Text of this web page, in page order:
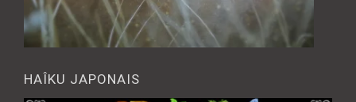
HAÎKU JAPONAIS